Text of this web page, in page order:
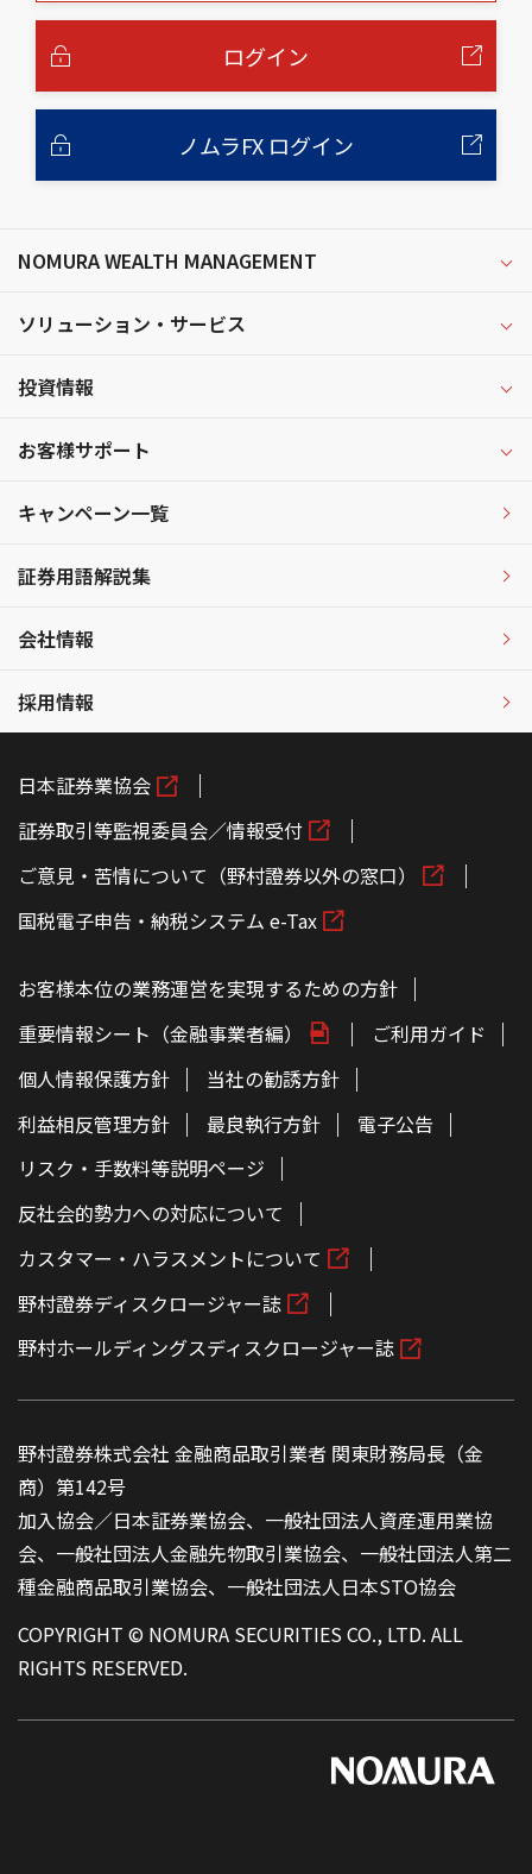
ログイン
ノムラFX ログイン
NOMURA WEALTH MANAGEMENT
ソリューション・サービス
投資情報
お客様サポート
キャンペーン一覧
証券用語解説集
会社情報
採用情報
日本証券業協会
証券取引等監視委員会／情報受付
ご意見・苦情について（野村證券以外の窓口）
国税電子申告・納税システム e-Tax
お客様本位の業務運営を実現するための方針
重要情報シート（金融事業者編）
ご利用ガイド
個人情報保護方針
当社の勧誘方針
利益相反管理方針
最良執行方針
電子公告
リスク・手数料等説明ページ
反社会的勢力への対応について
カスタマー・ハラスメントについて
野村證券ディスクロージャー誌
野村ホールディングスディスクロージャー誌
野村證券株式会社 金融商品取引業者 関東財務局長（金
商）第142号
加入協会／日本証券業協会、一般社団法人資産運用業協
会、一般社団法人金融先物取引業協会、一般社団法人第二
種金融商品取引業協会、一般社団法人日本STO協会
COPYRIGHT © NOMURA SECURITIES CO., LTD. ALL
RIGHTS RESERVED.